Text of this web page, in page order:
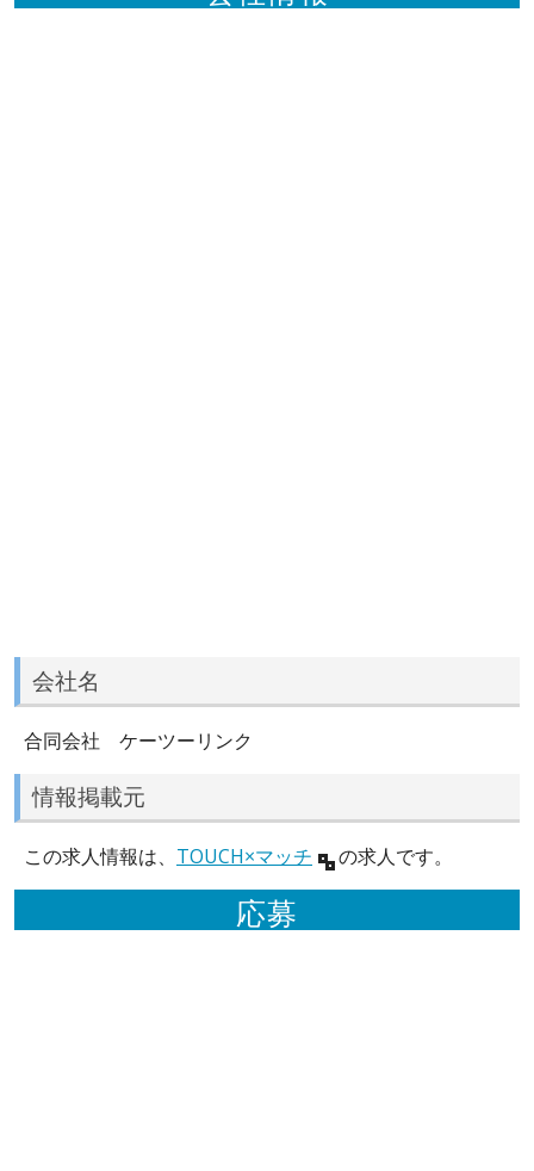
会社名
合同会社 ケーツーリンク
情報掲載元
この求人情報は、 TOUCH×マッチ の求人です。
応募